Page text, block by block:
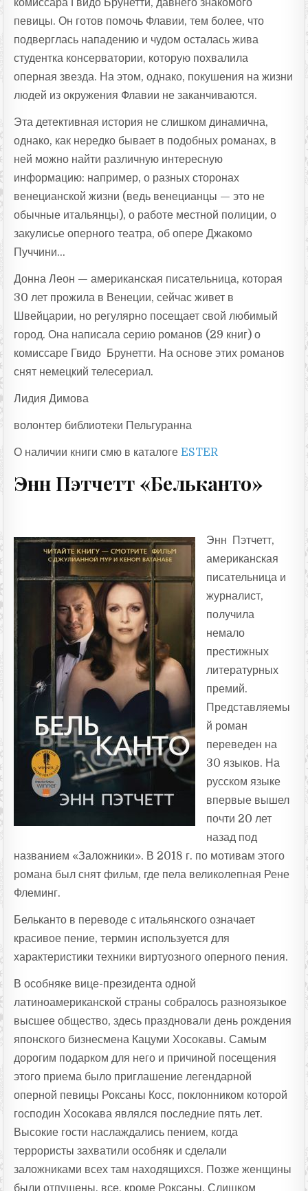
комиссара Гвидо Брунетти, давнего знакомого
певицы. Он готов помочь Флавии, тем более, что
подверглась нападению и чудом осталась жива
студентка консерватории, которую похвалила
оперная звезда. На этом, однако, покушения на жизни
людей из окружения Флавии не заканчиваются.
Эта детективная история не слишком динамична,
однако, как нередко бывает в подобных романах, в
ней можно найти различную интересную
информацию: например, о разных сторонах
венецианской жизни (ведь венецианцы — это не
обычные итальянцы), о работе местной полиции, о
закулисье оперного театра, об опере Джакомо
Пуччини…
Донна Леон — американская писательница, которая
30 лет прожила в Венеции, сейчас живет в
Швейцарии, но регулярно посещает свой любимый
город. Она написала серию романов (29 книг) о
комиссаре Гвидо Брунетти. На основе этих романов
снят немецкий телесериал.
Лидия Димова
волонтер библиотеки Пельгуранна
О наличии книги смю в каталогеESTER
Энн Пэтчетт «Бельканто»
Энн Пэтчетт,
американская
писательница и
журналист,
получила
немало
престижных
литературных
премий.
Представляемы
й роман
переведен на
30 языков. На
русском языке
впервые вышел
почти 20 лет
назад под
названием «Заложники». В 2018 г. по мотивам этого
романа был снят фильм, где пела великолепная Рене
Флеминг.
Бельканто в переводе с итальянского означает
красивое пение, термин используется для
характеристики техники виртуозного оперного пения.
В особняке вице-президента одной
латиноамериканской страны собралось разноязыкое
высшее общество, здесь праздновали день рождения
японского бизнесмена Кацуми Хосокавы. Самым
дорогим подарком для него и причиной посещения
этого приема было приглашение легендарной
оперной певицы Роксаны Косс, поклонником которой
господин Хосокава являлся последние пять лет.
Высокие гости наслаждались пением, когда
террористы захватили особняк и сделали
заложниками всех там находящихся. Позже женщины
были отпущены, все, кроме Роксаны. Слишком